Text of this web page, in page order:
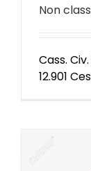
Non
Cass.
12.901